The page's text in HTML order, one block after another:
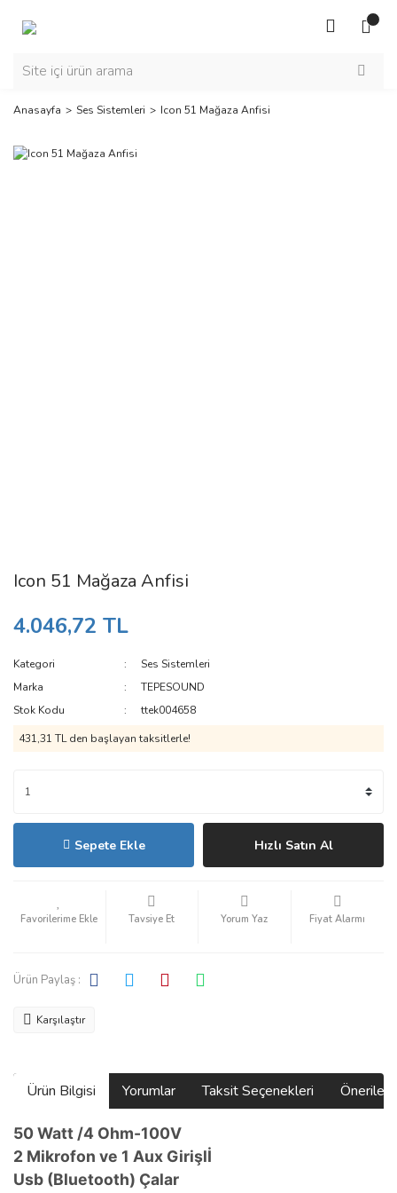
Anasayfa Ses Sistemleri Icon 51 Mağaza Anfisi
Icon 51 Mağaza Anfisi
4.046,72 TL
Kategori
Ses Sistemleri
Marka
TEPESOUND
Stok Kodu
ttek004658
431,31 TL den başlayan taksitlerle!
Sepete Ekle Hızlı Satın Al
Tavsiye Et Yorum Yaz Fiyat Alarmı
Ürün Paylaş :
Karşılaştır
Ürün Bilgisi Yorumlar Taksit Seçenekleri
50 Watt /4 Ohm-100V
2 Mikrofon ve 1 Aux Girişlİ
Usb (Bluetooth) Çalar